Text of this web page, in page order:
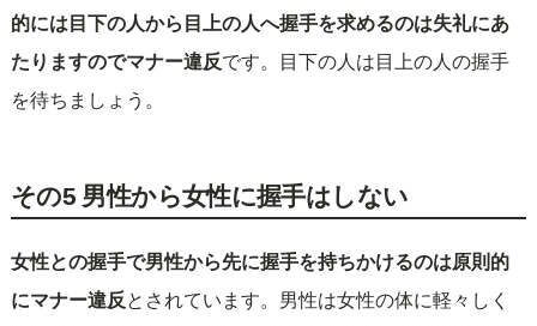
的には目下の人から目上の人へ握手を求めるのは失礼にあ
たりますのでマナー違反です。目下の人は目上の人の握手
を待ちましょう。
その5 男性から女性に握手はしない
女性との握手で男性から先に握手を持ちかけるのは原則的
にマナー違反 とされています。男性は女性の体に軽々しく